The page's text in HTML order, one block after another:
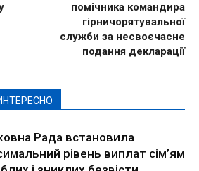
помічника командира
гірничорятувальної
служби за несвоєчасне
подання декларації
Рада встановила
рівень виплат сім’ям